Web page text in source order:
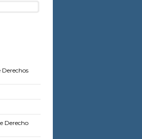
Derecho